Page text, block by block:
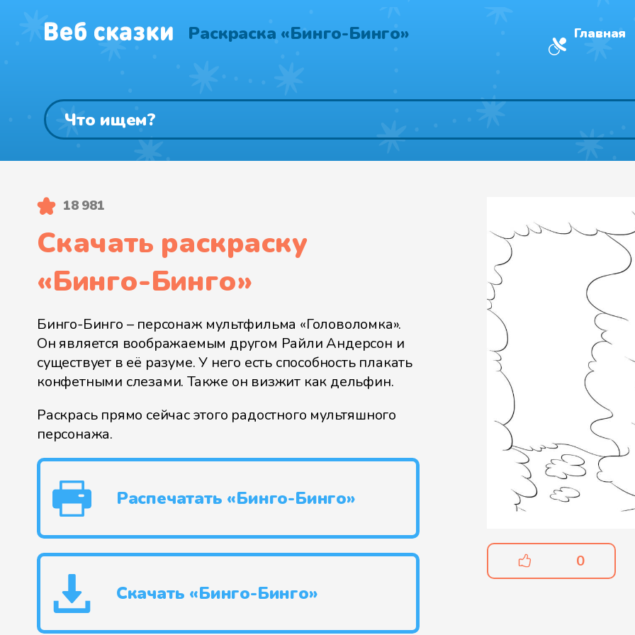
Раскраска «Бинго-Бинго» Главная
0
18 981
Скачать раскраску
«Бинго-Бинго»
Бинго-Бинго – персонаж мультфильма «Головоломка».
Он является воображаемым другом Райли Андерсон и
существует в её разуме. У него есть способность плакать
конфетными слезами. Также он визжит как дельфин.
Раскрась прямо сейчас этого радостного мультяшного
персонажа.
Распечатать «Бинго-Бинго»
Скачать «Бинго-Бинго»